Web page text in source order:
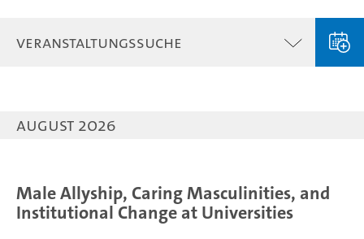
Veranstaltungssuche
August 2026
Male Allyship, Caring Masculinities, and
Institutional Change at Universities